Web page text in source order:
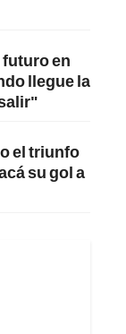
en
llegue la
el triunfo
su gol a